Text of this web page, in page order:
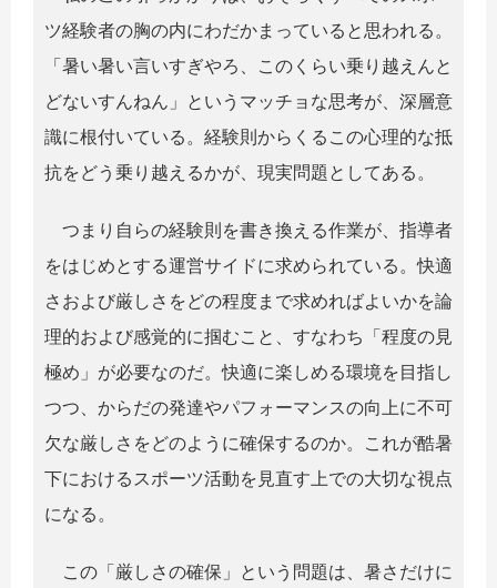
ツ経験者の胸の内にわだかまっていると思われる。
「暑い暑い言いすぎやろ、このくらい乗り越えんと
どないすんねん」というマッチョな思考が、深層意
識に根付いている。経験則からくるこの心理的な抵
抗をどう乗り越えるかが、現実問題としてある。
つまり自らの経験則を書き換える作業が、指導者
をはじめとする運営サイドに求められている。快適
さおよび厳しさをどの程度まで求めればよいかを論
理的および感覚的に掴むこと、すなわち「程度の見
極め」が必要なのだ。快適に楽しめる環境を目指し
つつ、からだの発達やパフォーマンスの向上に不可
欠な厳しさをどのように確保するのか。これが酷暑
下におけるスポーツ活動を見直す上での大切な視点
になる。
この「厳しさの確保」という問題は、暑さだけに